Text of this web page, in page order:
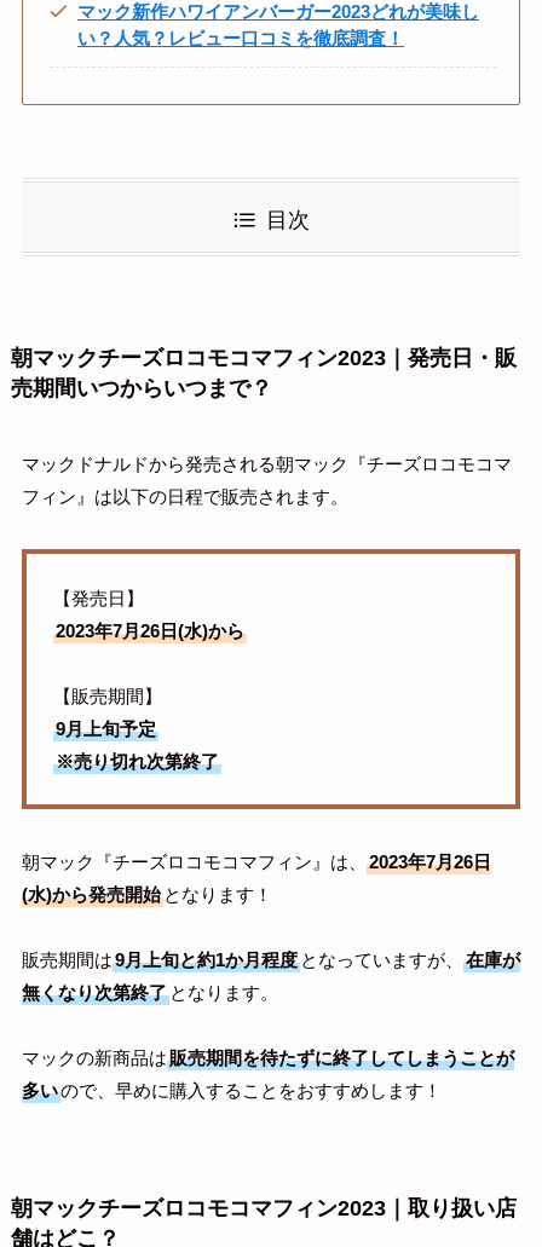
マック新作ハワイアンバーガー2023どれが美味し
い？人気？レビュー口コミを徹底調査！
目次
朝マックチーズロコモコマフィン2023｜発売日・販
売期間いつからいつまで？
マックドナルドから発売される朝マック『チーズロコモコマ
フィン』は以下の日程で販売されます。
【発売日】
2023年7月26日(水)から
【販売期間】
9月上旬予定
※売り切れ次第終了
朝マック『チーズロコモコマフィン』は、
2023年7月26日
(水)から発売開始となります！
販売期間は9月上旬と約1か月程度となっていますが、
在庫が
無くなり次第終了となります。
マックの新商品は販売期間を待たずに終了してしまうことが
多いので、早めに購入することをおすすめします！
朝マックチーズロコモコマフィン2023｜取り扱い店
舗はどこ？